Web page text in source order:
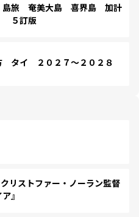
島旅 奄美大島 喜界島 加計
５訂版
タイ ２０２７～２０２８
リストファー・ノーラン監督
』